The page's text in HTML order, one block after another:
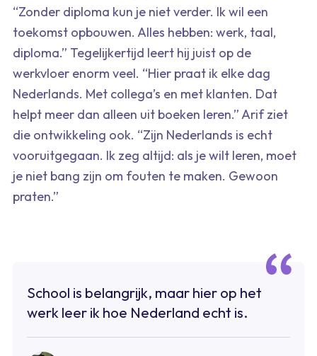
“Zonder diploma kun je niet verder. Ik wil een
toekomst opbouwen. Alles hebben: werk, taal,
diploma.” Tegelijkertijd leert hij juist op de
werkvloer enorm veel. “Hier praat ik elke dag
Nederlands. Met collega’s en met klanten. Dat
helpt meer dan alleen uit boeken leren.” Arif ziet
die ontwikkeling ook. “Zijn Nederlands is echt
vooruitgegaan. Ik zeg altijd: als je wilt leren, moet
je niet bang zijn om fouten te maken. Gewoon
praten.”
School is belangrijk, maar hier op het
werk leer ik hoe Nederland echt is.